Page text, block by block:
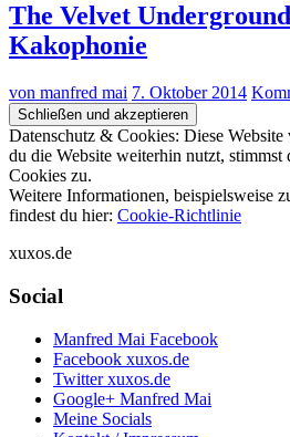
The Velvet
Kakophonie
von manfred mai 7. Oktober 2014
Datenschutz & Cookies: Diese
du die Website weiterhin nutzt, stimmst
Cookies zu.
Weitere Informationen, beispielsweise
findest du hier: Cookie-Richtlinie
xuxos.de
Social
Manfred Mai Facebook
Facebook xuxos.de
Twitter xuxos.de
Google+ Manfred Mai
Meine Socials